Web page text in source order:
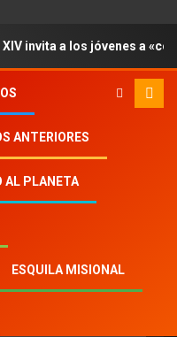
XIV invita a los jóvenes a
ANTERIORES
AL PLANETA
ESQUILA MISIONAL